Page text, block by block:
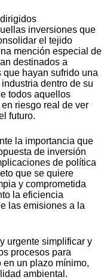
inversiones que
el tejido
mención especial de
destinados a
hayan sufrido una
dentro de su
todos aquellos
riesgo real de ver
futuro.
la importancia que
de inversión
de política
que se quiere
y comprometida
la eficiencia
las emisiones a la
urgente simplificar y
procesos para
un plazo mínimo,
ambiental.